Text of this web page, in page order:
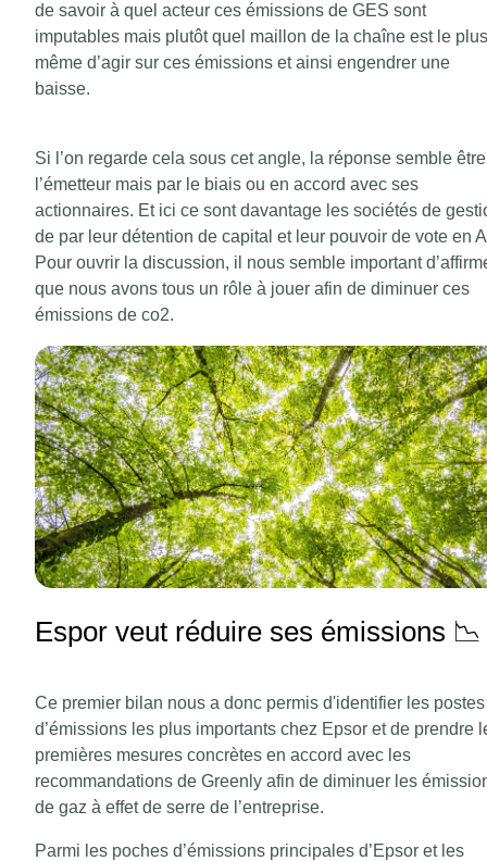
de savoir à quel acteur ces émissions de GES sont
imputables mais plutôt quel maillon de la chaîne est le
même d’agir sur ces émissions et ainsi engendrer une
baisse.
Si l’on regarde cela sous cet angle, la réponse semble être
l’émetteur mais par le biais ou en accord avec ses
actionnaires. Et ici ce sont davantage les sociétés de
de par leur détention de capital et leur pouvoir de vote en
Pour ouvrir la discussion, il nous semble important
que nous avons tous un rôle à jouer afin de diminuer ces
émissions de co2.
Espor veut réduire ses émissions 📉
Ce premier bilan nous a donc permis d'identifier les postes
d’émissions les plus importants chez Epsor et de prendre
premières mesures concrètes en accord avec les
recommandations de Greenly afin de diminuer les
de gaz à effet de serre de l’entreprise.
Parmi les poches d’émissions principales d’Epsor et les